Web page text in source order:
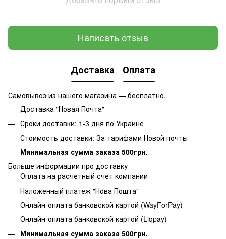
Написать отзыв
Доставка Оплата
Самовывоз из нашего магазина — бесплатно.
Доставка "Новая Почта"
Сроки доставки: 1-3 дня по Украине
Стоимость доставки: За тарифами Новой почты
Минимальная сумма заказа 500грн.
Больше информации про доставку
Оплата на расчетный счет компании
Наложенный платеж "Нова Пошта"
Онлайн-оплата банковской картой (WayForPay)
Онлайн-оплата банковской картой (Liqpay)
Минимальная сумма заказа 500грн.